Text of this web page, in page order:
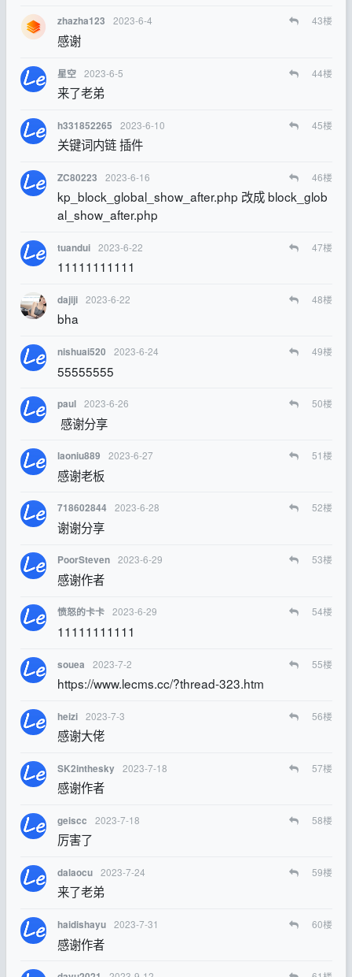
zhazha123 2023-6-4 43楼
感谢
星空 2023-6-5 44楼
来了老弟
h331852265 2023-6-10 45楼
关键词内链 插件
ZC80223 2023-6-16 46楼
kp_block_global_show_after.php 改成 block_glob
al_show_after.php
tuandui 2023-6-22 47楼
11111111111
dajiji 2023-6-22 48楼
bha
nishuai520 2023-6-24 49楼
55555555
paul 2023-6-26 50楼
感谢分享
laoniu889 2023-6-27 51楼
感谢老板
718602844 2023-6-28 52楼
谢谢分享
PoorSteven 2023-6-29 53楼
感谢作者
愤怒的卡卡 2023-6-29 54楼
11111111111
souea 2023-7-2 55楼
https://www.lecms.cc/?thread-323.htm
heizi 2023-7-3 56楼
感谢大佬
SK2inthesky 2023-7-18 57楼
感谢作者
geiscc 2023-7-18 58楼
厉害了
dalaocu 2023-7-24 59楼
来了老弟
haidishayu 2023-7-31 60楼
感谢作者